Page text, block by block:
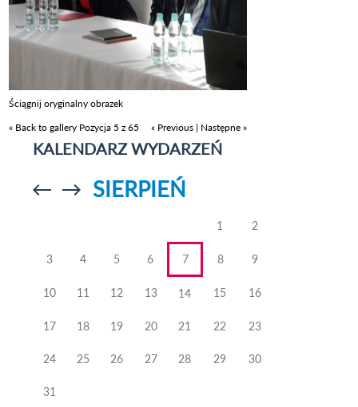
Ściągnij oryginalny obrazek
« Back to gallery Pozycja 5 z 65 « Previous | Następne »
KALENDARZ WYDARZEŃ
Przejdź doPrzejdź do
SIERPIEŃ
1 2
3 4 5 6 7 8 9
10 11 12 13 14 15 16
17 18 19 20 21 22 23
24 25 26 27 28 29 30
31